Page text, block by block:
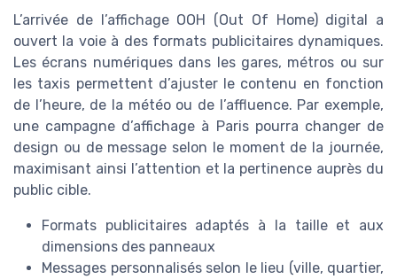
L’arrivée de l’affichage OOH (Out Of Home) digital a
ouvert la voie à des formats publicitaires dynamiques.
Les écrans numériques dans les gares, métros ou sur
les taxis permettent d’ajuster le contenu en fonction
de l’heure, de la météo ou de l’affluence. Par exemple,
une campagne d’affichage à Paris pourra changer de
design ou de message selon le moment de la journée,
maximisant ainsi l’attention et la pertinence auprès du
public cible.
Formats publicitaires adaptés à la taille et aux
dimensions des panneaux
Messages personnalisés selon le lieu (ville, quartier,